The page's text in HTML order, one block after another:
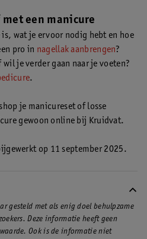
wit, de rest van je nagels lak je
nagellak.
een manicure
wat je ervoor nodig hebt en hoe
pro in nagellak aanbrengen?
je verder gaan naar je voeten?
.
je manicureset of losse
gewoon online bij Kruidvat.
op 11 september 2025.
gesteld met als enig doel behulpzame
Deze informatie heeft geen
Ook is de informatie niet